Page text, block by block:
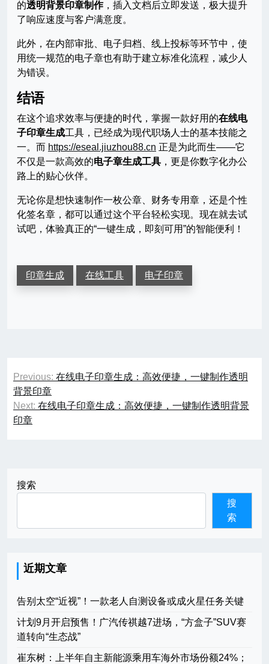
的透明背景印章制作，插入文档后立即发送，极大提升
了响应速度与客户满意度。
此外，在内部审批、电子归档、线上投标等环节中，使
用统一规范的电子章也有助于建立标准化流程，减少人
为错误。
结语
在这个追求效率与便捷的时代，掌握一款好用的在线电
子印章生成工具，已经成为现代职场人士的基本技能之
一。而 https://eseal.jiuzhou88.cn 正是为此而生——它
不仅是一款高效的电子章生成工具 ，更是你数字化办公
路上的贴心伙伴。
无论你是想快速制作一枚公章、财务专用章，还是个性
化签名章，都可以通过这个平台轻松实现。现在就去试
试吧，体验真正的“一键生成，即刻可用”的智能便利！
印章生成 在线工具 电子印章
文
章
导
Previous: 在线电子印章生成：高效便捷，一键制作透明
背景印章
Next: 在线电子印章生成：高效便捷，一键制作透明背景
印章
搜索
搜
索
近期文章
告别太空“近视”！一款老人自测设备或成火星任务关键
计划9月开启预售！广汽传祺越7进场，“方盒子”SUV赛
道转向“生态战”
崔东树：上半年自主新能源乘用车海外市场份额24%；